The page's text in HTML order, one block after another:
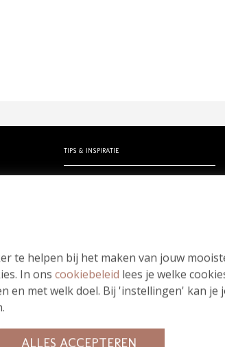
TIPS & INSPIRATIE
Meest gestelde vragen
te helpen bij het maken van jouw
In ons cookiebeleid lees je welke
en met welk doel. Bij 'instellingen' kan je
ALLES ACCEPTEREN